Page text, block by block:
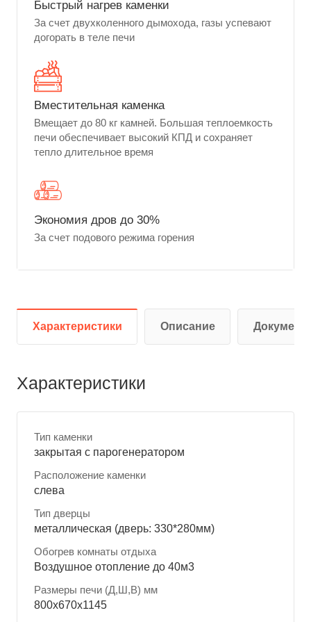
Быстрый нагрев каменки
За счет двухколенного дымохода, газы успевают
догорать в теле печи
Вместительная каменка
Вмещает до 80 кг камней. Большая теплоемкость
печи обеспечивает высокий КПД и сохраняет
тепло длительное время
Экономия дров до 30%
За счет подового режима горения
Характеристики Описание
Характеристики
Тип каменки
закрытая с парогенератором
Расположение каменки
слева
Тип дверцы
металлическая (дверь: 330*280мм)
Обогрев комнаты отдыха
Воздушное отопление до 40м3
Размеры печи (Д,Ш,В) мм
800x670x1145